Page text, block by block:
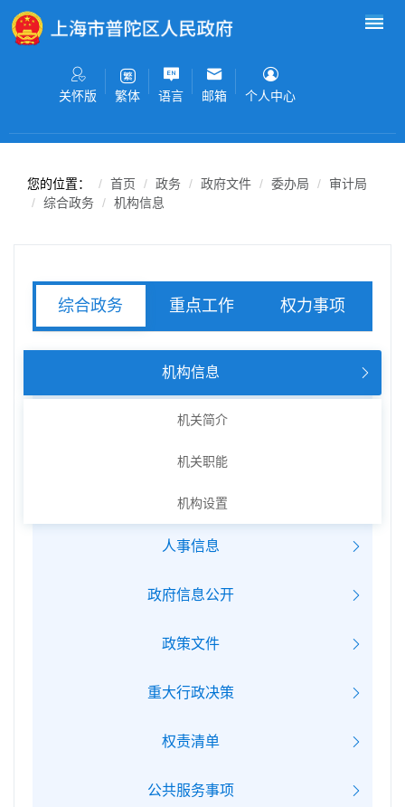
无障碍操作说明
关怀版 繁体 语言 邮箱 个人中心
您的位置： 首页 政务 政府文件 委办局
审计局
综合政务
机构信息
综合政务 重点工作 权力事项
机构信息
机关简介
机关职能
机构设置
人事信息
政府信息公开
政策文件
重大行政决策
权责清单
公共服务事项